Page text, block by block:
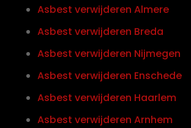
Asbest verwijderen Almere
Asbest verwijderen Breda
Asbest verwijderen Nijmegen
Asbest verwijderen Enschede
Asbest verwijderen Haarlem
Asbest verwijderen Arnhem